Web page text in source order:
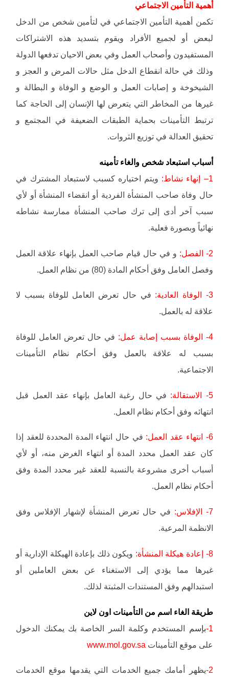
أهمية التأمين الاجتماعي
تكمن أهمية التأمين الاجتماعي في لتأمين شخص من الدخل
لبعض أو لجميع الأفراد ويقوم بتسديد هذه الاشتراكات
المستفيدون وأصحاب العمل وفي بعض الاحيان تدفعها الدولة
وذلك في حالة انقطاع الدخل مثل حالات المرض و العجز و
الشيخوخة و إصابات العمل و الوضع و الوفاة و البطالة و
غيرها من المخاطر التي يتعرض لها الإنسان إلى الحاجة كما
ترتبط التأمينات بحماية الطبقات الضعيفة في المجتمع و
تحقيق العدالة في توزيع الثروات.
أسباب استبعاد شخص والغاء تأمينه
1– إنهاء نشاط:
ويتم اختياره كسبب لاستبعاد المشترك في
حال وفاة صاحب المنشأة الفردية أو انقضاء المنشأة أو لأي
سبب آخر أدى إلى ترك صاحب المنشأة ممارسة نشاطه
نهائياً وبصورة فعلية.
2- الفصل:
و في حال قيام صاحب العمل بإنهاء علاقة العمل
وفصل العامل وفق أحكام المادة (80) من نظام العمل.
3- الوفاة العادية:
في حال تعرض العامل للوفاة بسبب لا
علاقة له بالعمل.
4- الوفاة بسبب إصابة عمل:
في حال تعرض العامل للوفاة
بسبب له علاقة بالعمل وفق أحكام نظام التأمينات
الاجتماعية.
5- الاستقالة:
في حال رغبة العامل بإنهاء عقد العمل قبل
انتهائه وفق أحكام نظام العمل.
6- انتهاء عقد العمل:
في حال انتهاء المدة المحددة للعقد إذا
كان عقد العمل محدد المدة أو انتهاء الغرض منه، أو لأي
أسباب أخرى مشروعة بالنسبة للعقد غير محدد المدة وفق
أحكام نظام العمل.
7- الإفلاس:
في حال تعرض المنشأة لإشهار الإفلاس وفق
الانظمة المرعية.
8- إعادة هيكلة المنشأة:
ويكون ذلك بإعادة الهيكلة الإدارية أو
غيرها مما يؤدي إلى الاستغناء عن بعض العاملين أو
استبدالهم وفق المستندات المثبتة لذلك.
طريقة الغاء اسم من التأمينات اون لاين
1- بإسم
المستخدم وكلمة السر الخاصة بك يمكنك الدخول
على موقع التأمينات
2- يظهر أمامك جميع الخدمات التي يقدمها موقع الخدمات